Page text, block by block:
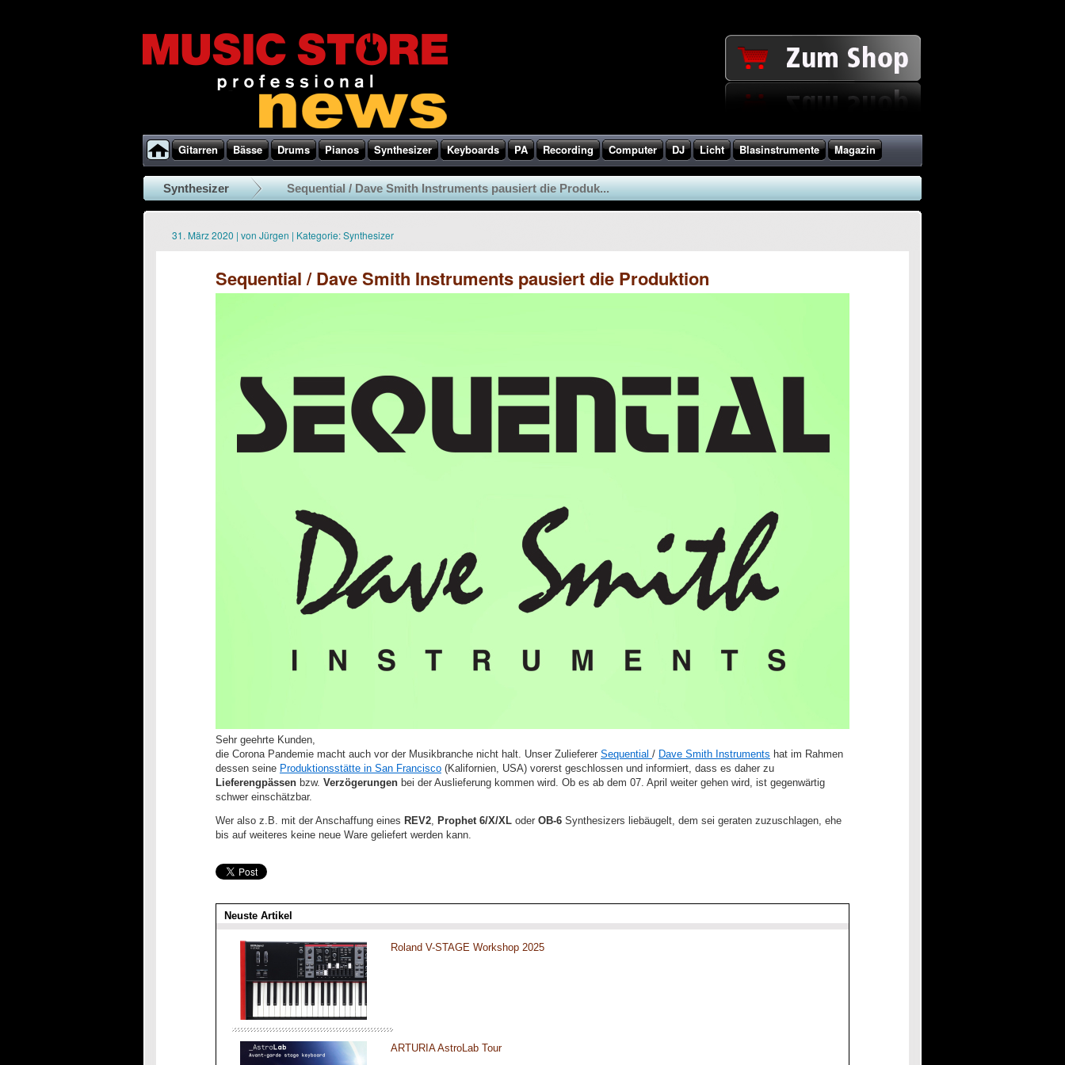
Gitarren Bässe Drums Pianos Synthesizer Keyboards PA Recording Computer DJ Licht Blasinstrumente Magazin
Synthesizer Sequential / Dave Smith Instruments pausiert die Produk...
31. März 2020 | von Jürgen | Kategorie:Synthesizer
Sequential / Dave Smith Instruments pausiert die Produktion
Sehr geehrte Kunden,
die Corona Pandemie macht auch vor der Musikbranche nicht halt. Unser Zulieferer Sequential / Dave Smith Instruments hat im Rahmen
dessen seine Produktionsstätte in San Francisco (Kalifornien, USA) vorerst geschlossen und informiert, dass es daher zu
Lieferengpässen bzw. Verzögerungen bei der Auslieferung kommen wird. Ob es ab dem 07. April weiter gehen wird, ist gegenwärtig
schwer einschätzbar.
Wer also z.B. mit der Anschaffung eines REV2, Prophet 6/X/XL oder OB-6 Synthesizers liebäugelt, dem sei geraten zuzuschlagen, ehe
bis auf weiteres keine neue Ware geliefert werden kann.
Neuste Artikel
Roland V-STAGE Workshop 2025
ARTURIA AstroLab Tour